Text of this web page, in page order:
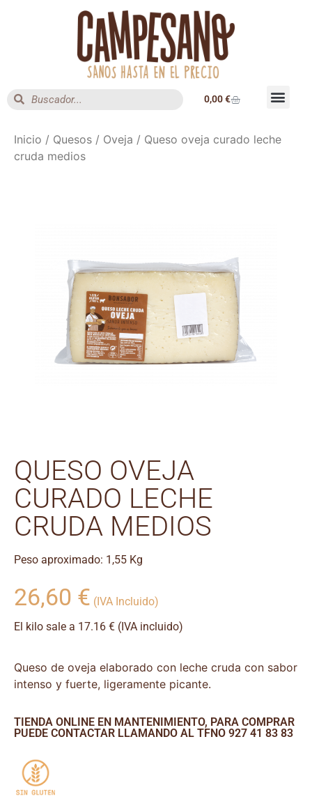
0,00€
Inicio / Quesos / Oveja / Queso oveja curado leche
cruda medios
QUESO OVEJA
CURADO LECHE
CRUDA MEDIOS
Peso aproximado: 1,55 Kg
26,60 € (IVA Incluido)
El kilo sale a 17.16 € (IVA incluido)
Queso de oveja elaborado con leche cruda con sabor
intenso y fuerte, ligeramente picante.
TIENDA ONLINE EN MANTENIMIENTO, PARA COMPRAR
PUEDE CONTACTAR LLAMANDO AL TFNO 927 41 83 83